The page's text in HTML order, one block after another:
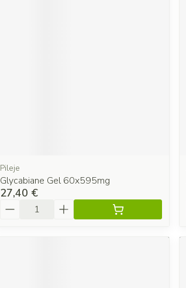
Pileje
Glycabiane Gel 60x595mg
27,40 €
Quantité